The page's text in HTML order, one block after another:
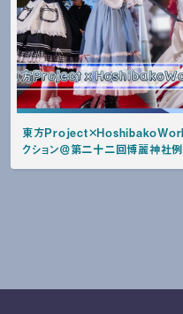
東方Project×HoshibakoWorks
クション＠第二十二回博麗神社